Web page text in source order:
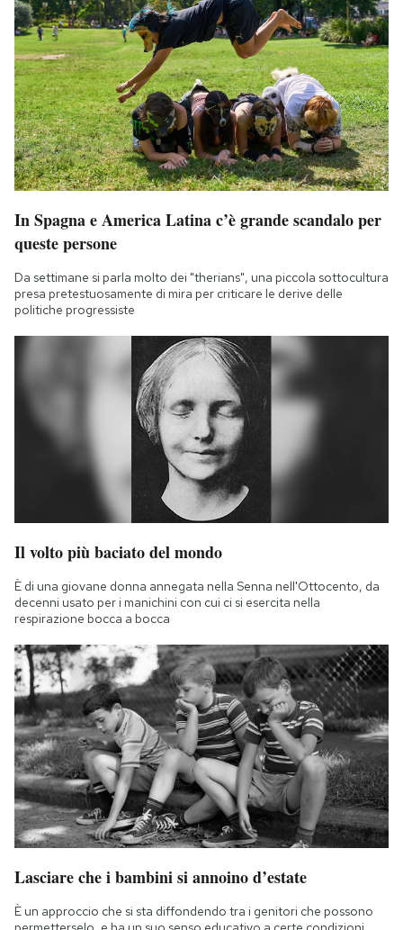
In Spagna e America Latina c’è grande scandalo per
queste persone
Da settimane si parla molto dei "therians", una piccola sottocultura
presa pretestuosamente di mira per criticare le derive delle
politiche progressiste
Il volto più baciato del mondo
È di una giovane donna annegata nella Senna nell'Ottocento, da
decenni usato per i manichini con cui ci si esercita nella
respirazione bocca a bocca
Lasciare che i bambini si annoino d’estate
È un approccio che si sta diffondendo tra i genitori che possono